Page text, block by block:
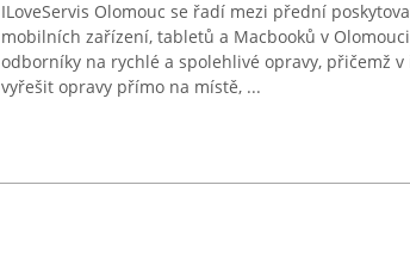
ILoveServis Olomouc se řadí mezi přední
mobilních zařízení, tabletů a Macbooků v
odborníky na rychlé a spolehlivé opravy, přičemž
vyřešit opravy přímo na místě, ...